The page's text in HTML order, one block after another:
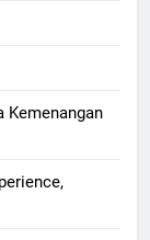
Kemenangan